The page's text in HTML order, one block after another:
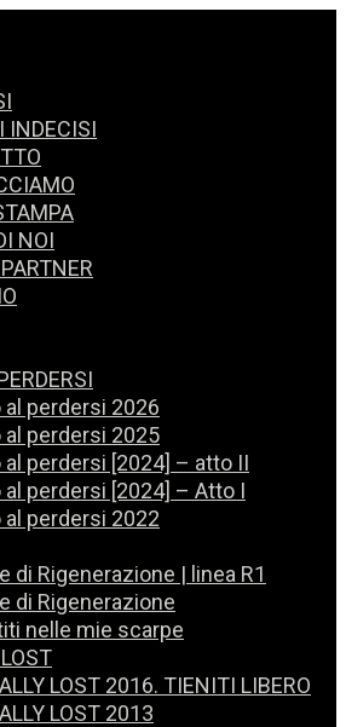
INDECISI
NOI
al perdersi 2026
al perdersi 2025
al perdersi [2024] – atto II
al perdersi [2024] – Atto I
al perdersi 2022
di Rigenerazione | linea R1
di Rigenerazione
nelle mie scarpe
LOST 2016. TIENITI LIBERO
LOST 2013